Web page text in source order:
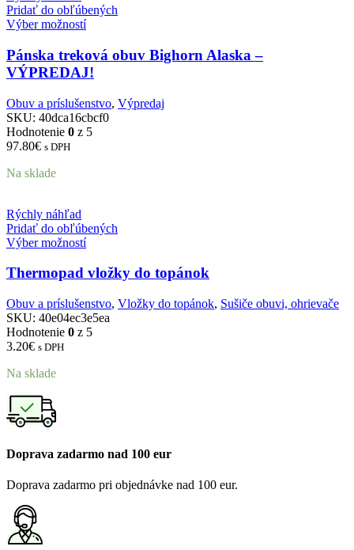
Pridať do obľúbených
Výber možností
Pánska treková obuv Bighorn Alaska –
VÝPREDAJ!
Obuv a príslušenstvo, Výpredaj
SKU: 40dca16cbcf0
Hodnotenie 0 z 5
97.80€ s DPH
Na sklade
Rýchly náhľad
Pridať do obľúbených
Výber možností
Thermopad vložky do topánok
Obuv a príslušenstvo, Vložky do topánok, Sušiče obuvi, ohrievače
SKU: 40e04ec3e5ea
Hodnotenie 0 z 5
3.20€ s DPH
Na sklade
Doprava zadarmo nad 100 eur
Doprava zadarmo pri objednávke nad 100 eur.